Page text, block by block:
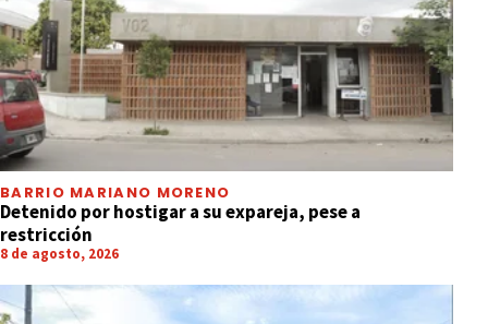
BARRIO MARIANO MORENO
Detenido por hostigar a su expareja, pese a
restricción
8 de agosto, 2026